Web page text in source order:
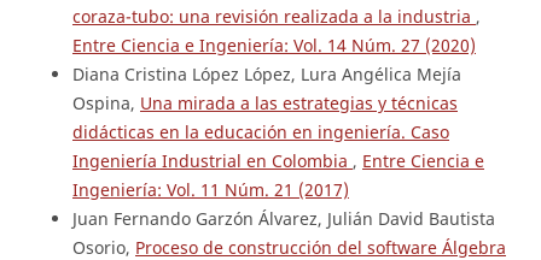
coraza-tubo: una revisión realizada a la industria ,
Entre Ciencia e Ingeniería: Vol. 14 Núm. 27 (2020)
Diana Cristina López López, Lura Angélica Mejía
Ospina, Una mirada a las estrategias y técnicas
didácticas en la educación en ingeniería. Caso
Ingeniería Industrial en Colombia , Entre Ciencia e
Ingeniería: Vol. 11 Núm. 21 (2017)
Juan Fernando Garzón Álvarez, Julián David Bautista
Osorio, Proceso de construcción del software Álgebra